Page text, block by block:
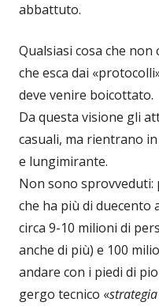
abbattuto.
Qualsiasi cosa che
che esca dai
deve venire boicottato.
Da questa visione gli
casuali, ma rientrano
e lungimirante.
Non sono sprovveduti:
che ha più di duecento
circa 9-10 milioni di
anche di più) e 100
andare con i piedi di
gergo tecnico «